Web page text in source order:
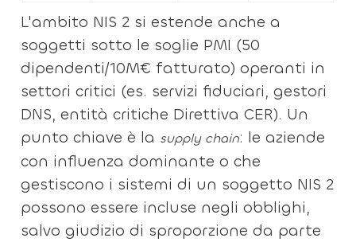
L'ambito NIS 2 si estende anche a
soggetti sotto le soglie PMI (50
dipendenti/10M€ fatturato) operanti in
settori critici (es. servizi fiduciari, gestori
DNS, entità critiche Direttiva CER). Un
punto chiave è la supply chain: le aziende
con influenza dominante o che
gestiscono i sistemi di un soggetto NIS 2
possono essere incluse negli obblighi,
salvo giudizio di sproporzione da parte